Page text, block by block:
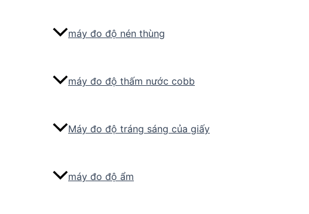
máy đo độ nén thùng
máy đo độ thấm nước cobb
Máy đo độ tráng sáng của giấy
máy đo độ ẩm